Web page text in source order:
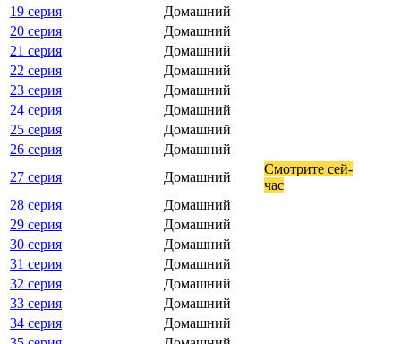
19 серия
Домашний
20 серия
Домашний
21 серия
Домашний
22 серия
Домашний
23 серия
Домашний
24 серия
Домашний
25 серия
Домашний
26 серия
Домашний
27 серия
Домашний
Смот­ри­те сей­
час
28 серия
Домашний
29 серия
Домашний
30 серия
Домашний
31 серия
Домашний
32 серия
Домашний
33 серия
Домашний
34 серия
Домашний